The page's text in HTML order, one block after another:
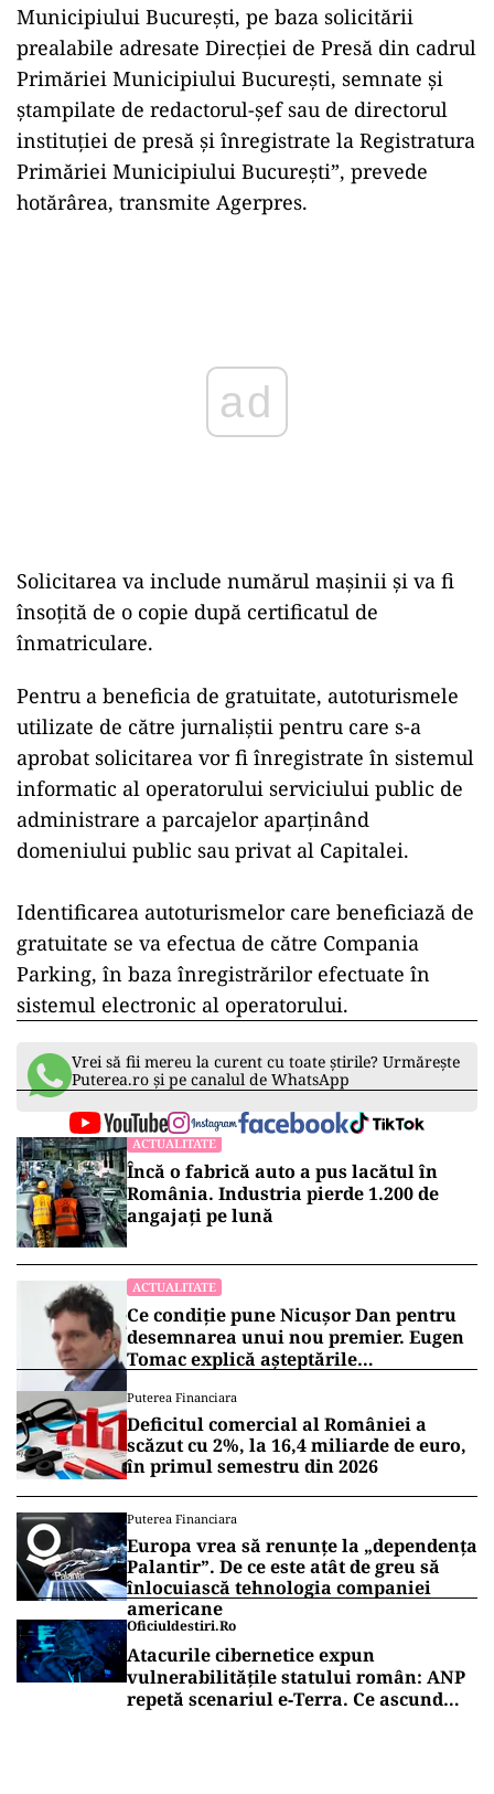
Municipiului Bucureşti, pe baza solicitării
prealabile adresate Direcţiei de Presă din cadrul
Primăriei Municipiului Bucureşti, semnate şi
ştampilate de redactorul-şef sau de directorul
instituţiei de presă şi înregistrate la Registratura
Primăriei Municipiului Bucureşti”, prevede
hotărârea, transmite Agerpres.
Solicitarea va include numărul maşinii şi va fi
însoţită de o copie după certificatul de
înmatriculare.
Pentru a beneficia de gratuitate, autoturismele
utilizate de către jurnaliştii pentru care s-a
aprobat solicitarea vor fi înregistrate în sistemul
informatic al operatorului serviciului public de
administrare a parcajelor aparţinând
domeniului public sau privat al Capitalei.
Identificarea autoturismelor care beneficiază de
gratuitate se va efectua de către Compania
Parking, în baza înregistrărilor efectuate în
sistemul electronic al operatorului.
Vrei să fii mereu la curent cu toate știrile? Urmărește
Puterea.ro și pe canalul de WhatsApp
ACTUALITATE
Încă o fabrică auto a pus lacătul în
România. Industria pierde 1.200 de
angajați pe lună
ACTUALITATE
Ce condiție pune Nicușor Dan pentru
desemnarea unui nou premier. Eugen
Tomac explică așteptările
Puterea Financiara
Deficitul comercial al României a
scăzut cu 2%, la 16,4 miliarde de euro,
în primul semestru din 2026
Puterea Financiara
Europa vrea să renunțe la „dependența
Palantir”. De ce este atât de greu să
înlocuiască tehnologia companiei
americane
Oficiuldestiri.ro
Atacurile cibernetice expun
vulnerabilitățile statului român: ANP
repetă scenariul e‑Terra. Ce ascund